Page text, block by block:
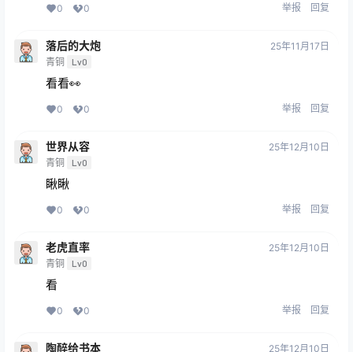
0 0 举报 回复
落后的大炮
青铜 Lv0
25年11月17日
看看👀
0 0 举报 回复
世界从容
青铜 Lv0
25年12月10日
瞅瞅
0 0 举报 回复
老虎直率
青铜 Lv0
25年12月10日
看
0 0 举报 回复
陶醉给书本 25年12月10日